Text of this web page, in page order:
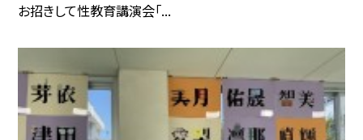
お招きして性教育講演会「...